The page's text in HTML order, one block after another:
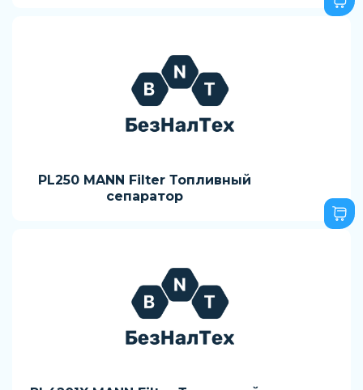
PL250 MANN Filter Топливный
сепаратор